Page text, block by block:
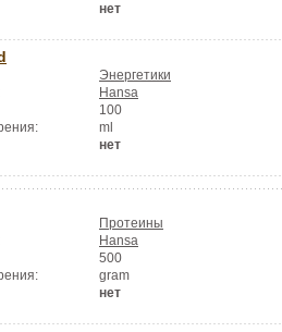
нет
Энергетики
Hansa
100
ml
нет
Протеины
Hansa
500
gram
нет